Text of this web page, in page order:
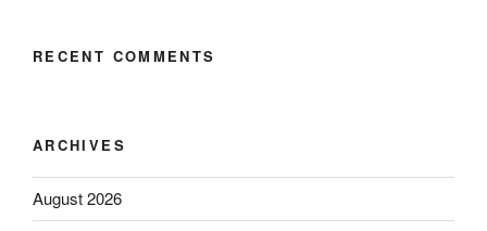
RECENT COMMENTS
ARCHIVES
August 2026